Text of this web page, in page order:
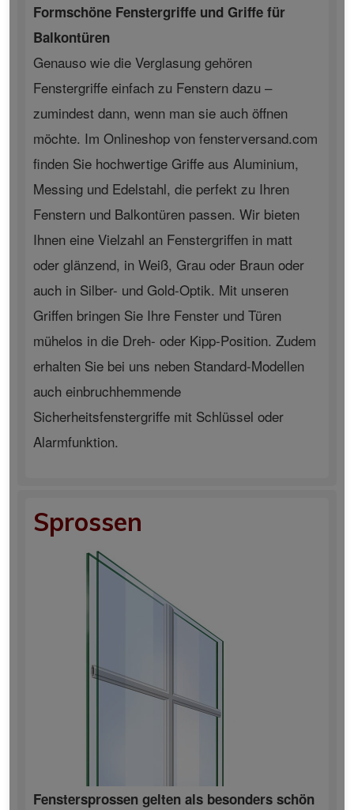
Formschöne Fenstergriffe und Griffe für
Balkontüren
Genauso wie die Verglasung gehören
Fenstergriffe einfach zu Fenstern dazu –
zumindest dann, wenn man sie auch öffnen
möchte. Im Onlineshop von fensterversand.com
finden Sie hochwertige Griffe aus Aluminium,
Messing und Edelstahl, die perfekt zu Ihren
Fenstern und Balkontüren passen. Wir bieten
Ihnen eine Vielzahl an Fenstergriffen in matt
oder glänzend, in Weiß, Grau oder Braun oder
auch in Silber- und Gold-Optik. Mit unseren
Griffen bringen Sie Ihre Fenster und Türen
mühelos in die Dreh- oder Kipp-Position. Zudem
erhalten Sie bei uns neben Standard-Modellen
auch einbruchhemmende
Sicherheitsfenstergriffe mit Schlüssel oder
Alarmfunktion.
Sprossen
Fenstersprossen gelten als besonders schön